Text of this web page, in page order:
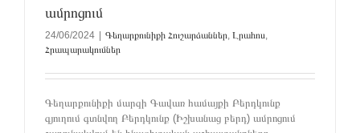
ամրոցում
24/06/2024 | Գեղարքունիքի Հուշարձաններ, Լրահոս,
Հրապարակումներ
Գեղարքունիքի մարզի Գավառ համայքի Բերդկունք
գյուղում գտնվող Բերդկունք (Իշխանաց բերդ) ամրոցում